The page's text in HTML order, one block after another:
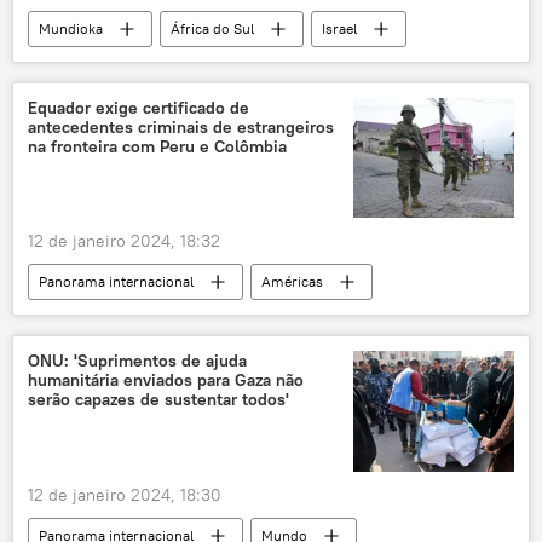
Mundioka
África do Sul
Israel
Brasil
África
podcast
Rádio Sputnik
Equador exige certificado de
antecedentes criminais de estrangeiros
na fronteira com Peru e Colômbia
12 de janeiro 2024, 18:32
Panorama internacional
Américas
Equador
violência
organização criminosa
Daniel Noboa
antecedentes criminais
ONU: 'Suprimentos de ajuda
humanitária enviados para Gaza não
serão capazes de sustentar todos'
12 de janeiro 2024, 18:30
Panorama internacional
Mundo